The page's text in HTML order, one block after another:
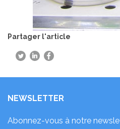
Partager l'article
NEWSLETTER
Abonnez-vous à notre